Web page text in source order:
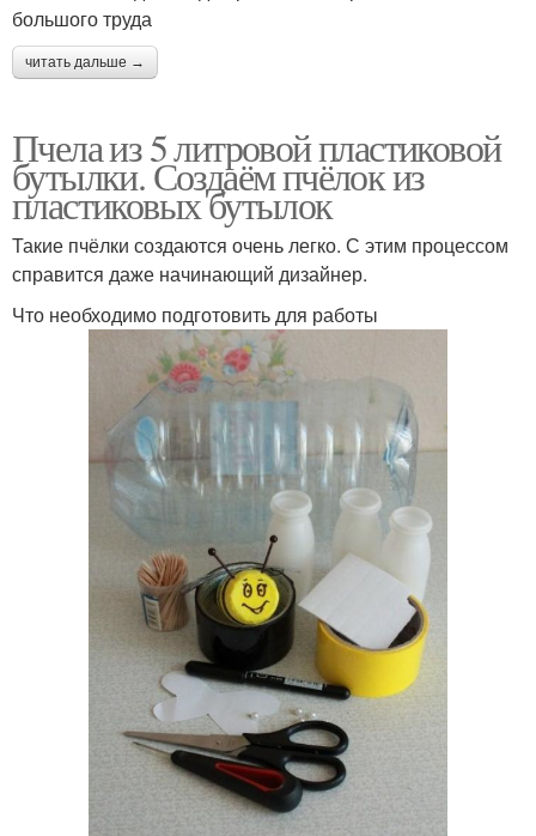
большого труда
читать дальше →
Пчела из 5 литровой пластиковой
бутылки. Создаём пчёлок из
пластиковых бутылок
Такие пчёлки создаются очень легко. С этим процессом
справится даже начинающий дизайнер.
Что необходимо подготовить для работы